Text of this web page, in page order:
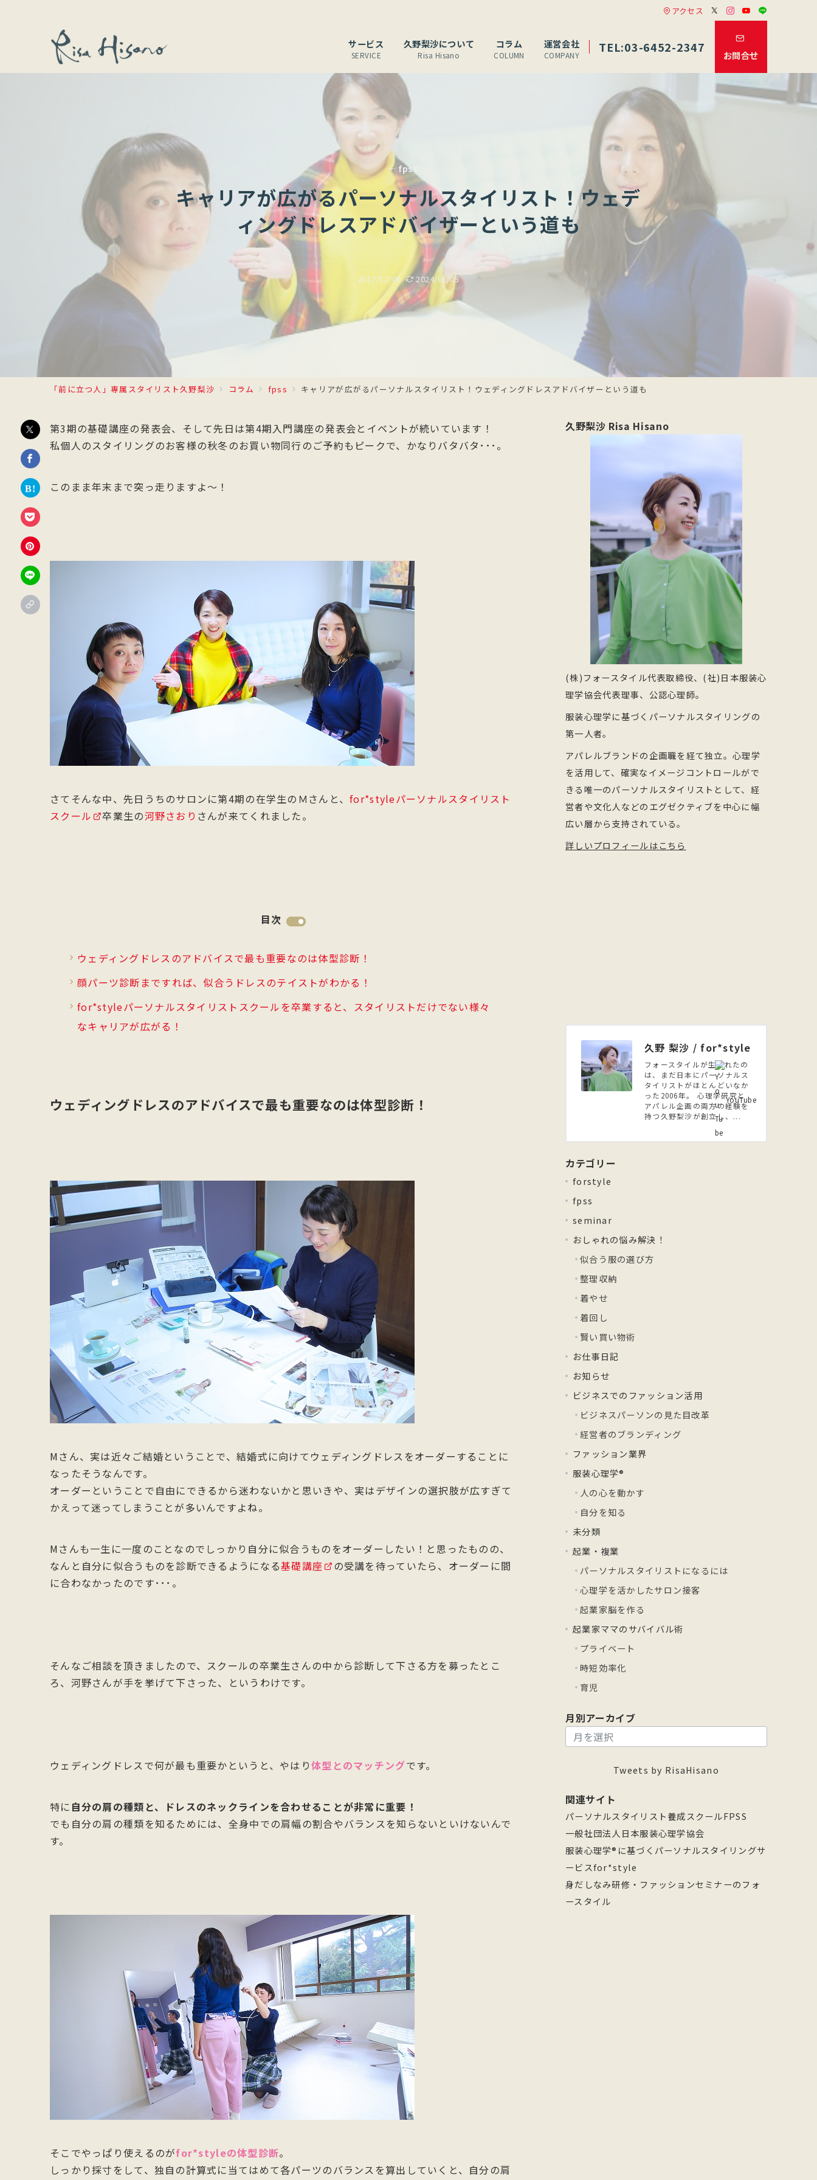
アクセス
サービス
SERVICE
久野梨沙について
Risa Hisano
コラム
COLUMN
運営会社
COMPANY
TEL:03-6452-2347
お問合せ
— fpss —
キャリアが広がるパーソナルスタイリスト！ウェデ
ィングドレスアドバイザーという道も
2017/12/06 2024/01/03
「前に立つ人」専属スタイリスト久野梨沙 コラム fpss キャリアが広がるパーソナルスタイリスト！ウェディングドレスアドバイザーという道も
第3期の基礎講座の発表会、そして先日は第4期入門講座の発表会とイベントが続いています！
私個人のスタイリングのお客様の秋冬のお買い物同行のご予約もピークで、かなりバタバタ･･･。
このまま年末まで突っ走りますよ〜！
さてそんな中、先日うちのサロンに第4期の在学生のＭさんと、for*styleパーソナルスタイリスト
スクール
卒業生の河野さおり さんが来てくれました。
目次
ウェディングドレスのアドバイスで最も重要なのは体型診断！
顔パーツ診断まですれば、似合うドレスのテイストがわかる！
for*styleパーソナルスタイリストスクールを卒業すると、スタイリストだけでない様々
なキャリアが広がる！
ウェディングドレスのアドバイスで最も重要なのは体型診断！
Mさん、実は近々ご結婚ということで、結婚式に向けてウェディングドレスをオーダーすることに
なったそうなんです。
オーダーということで自由にできるから迷わないかと思いきや、実はデザインの選択肢が広すぎて
かえって迷ってしまうことが多いんですよね。
Mさんも一生に一度のことなのでしっかり自分に似合うものをオーダーしたい！と思ったものの、
なんと自分に似合うものを診断できるようになる基礎講座
の受講を待っていたら、オーダーに間
に合わなかったのです･･･。
そんなご相談を頂きましたので、スクールの卒業生さんの中から診断して下さる方を募ったとこ
ろ、河野さんが手を挙げて下さった、というわけです。
ウェディングドレスで何が最も重要かというと、やはり体型とのマッチングです。
特に 自分の肩の種類と、ドレスのネックラインを合わせることが非常に重要！
でも自分の肩の種類を知るためには、全身中での肩幅の割合やバランスを知らないといけないんで
す。
そこでやっぱり使えるのがfor*styleの体型診断。
しっかり採寸をして、独自の計算式に当てはめて各パーツのバランスを算出していくと、自分の肩
久野梨沙 Risa Hisano
(株)フォースタイル代表取締役、(社)日本服装心
理学協会代表理事、公認心理師。
服装心理学に基づくパーソナルスタイリングの
第一人者。
アパレルブランドの企画職を経て独立。心理学
を活用して、確実なイメージコントロールがで
きる唯一のパーソナルスタイリストとして、経
営者や文化人などのエグゼクティブを中心に幅
広い層から支持されている。
詳しいプロフィールはこちら
久野 梨沙 / for*style
フォースタイルが生まれたの
は、まだ日本にパーソナルス
タイリストがほとんどいなか
った2006年。 ⼼理学研究と
アパレル企画の両方の経験を
持つ久野梨沙が創立し、...
YouTube
カテゴリー
forstyle
fpss
seminar
おしゃれの悩み解決！
似合う服の選び方
整理収納
着やせ
着回し
賢い買い物術
お仕事日記
お知らせ
ビジネスでのファッション活用
ビジネスパーソンの見た目改革
経営者のブランディング
ファッション業界
服装心理学®
人の心を動かす
自分を知る
未分類
起業・複業
パーソナルスタイリストになるには
心理学を活かしたサロン接客
起業家脳を作る
起業家ママのサバイバル術
プライベート
時短効率化
育児
月別アーカイブ
カ
イ
ブ
Tweets by RisaHisano
関連サイト
パーソナルスタイリスト養成スクールFPSS
一般社団法人日本服装心理学協会
服装心理学®に基づくパーソナルスタイリングサ
ービスfor*style
身だしなみ研修・ファッションセミナーのフォ
ースタイル